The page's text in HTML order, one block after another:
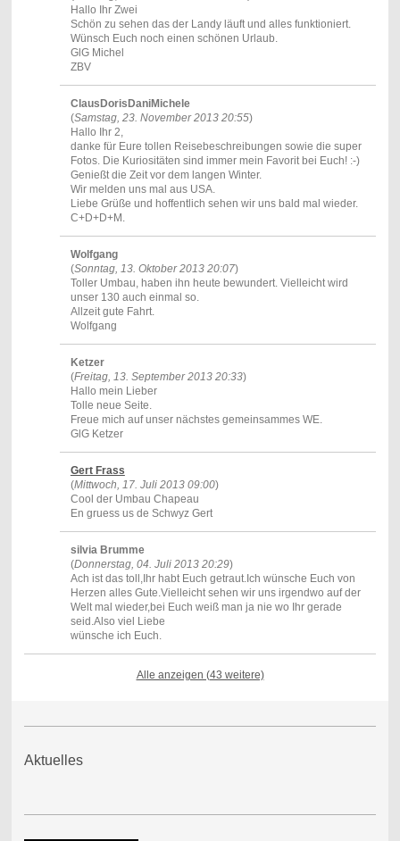
Hallo Ihr Zwei
Schön zu sehen das der Landy läuft und alles funktioniert.
Wünsch Euch noch einen schönen Urlaub.
GlG Michel
ZBV
ClausDorisDaniMichele
(Samstag, 23. November 2013 20:55)
Hallo Ihr 2,
danke für Eure tollen Reisebeschreibungen sowie die super
Fotos. Die Kuriositäten sind immer mein Favorit bei Euch! :-)
Genießt die Zeit vor dem langen Winter.
Wir melden uns mal aus USA.
Liebe Grüße und hoffentlich sehen wir uns bald mal wieder.
C+D+D+M.
Wolfgang
(Sonntag, 13. Oktober 2013 20:07)
Toller Umbau, haben ihn heute bewundert. Vielleicht wird
unser 130 auch einmal so.
Allzeit gute Fahrt.
Wolfgang
Ketzer
(Freitag, 13. September 2013 20:33)
Hallo mein Lieber
Tolle neue Seite.
Freue mich auf unser nächstes gemeinsammes WE.
GlG Ketzer
Gert Frass
(Mittwoch, 17. Juli 2013 09:00)
Cool der Umbau Chapeau
En gruess us de Schwyz Gert
silvia Brumme
(Donnerstag, 04. Juli 2013 20:29)
Ach ist das toll,Ihr habt Euch getraut.Ich wünsche Euch von
Herzen alles Gute.Vielleicht sehen wir uns irgendwo auf der
Welt mal wieder,bei Euch weiß man ja nie wo Ihr gerade
seid.Also viel Liebe
wünsche ich Euch.
Alle anzeigen (43 weitere)
Aktuelles